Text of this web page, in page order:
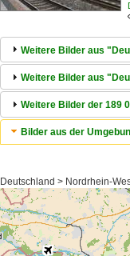
Weitere Bilder aus
Weitere Bilder aus
Weitere Bilder der 189
Bilder aus der
Deutschland > Nordrhein-